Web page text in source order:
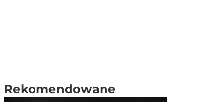
Rekomendowane